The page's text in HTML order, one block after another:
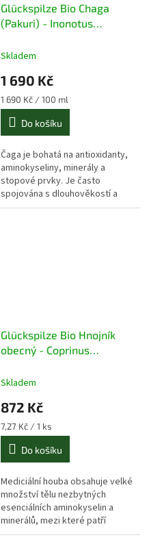
Glückspilze Bio Chaga
(Pakuri) - Inonotus
extrakt
Skladem
1 690 Kč
Měrná
cena:
1 690 Kč / 100 ml
Do košíku
Čaga je bohatá na antioxidanty,
aminokyseliny, minerály a
stopové prvky. Je často
spojována s dlouhověkostí a
správným fungováním
Glückspilze Bio Hnojník
obecný - Coprinus
Skladem
872 Kč
Měrná
cena:
7,27 Kč / 1 ks
Do košíku
Mediciální houba obsahuje velké
množství tělu nezbytných
esenciálních aminokyselin a
minerálů, mezi které patří
například vápník, železo nebo